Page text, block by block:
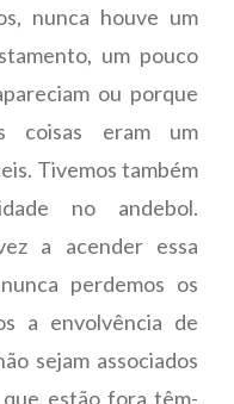
nunca houve um
um pouco
ou porque
coisas eram um
Tivemos também
no andebol.
a acender essa
perdemos os
a envolvência de
sejam associados
estão fora têm-